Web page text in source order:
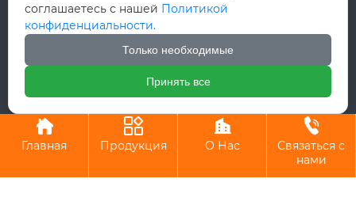
Авторское право©ООО Вэньчжоу Руй Хун Интернэшнл Трейд

Главная

Продукция

О Нас

Связаться с
нами
соглашаетесь с нашей Политикой
конфиденциальности.
Только необходимые
Принять все